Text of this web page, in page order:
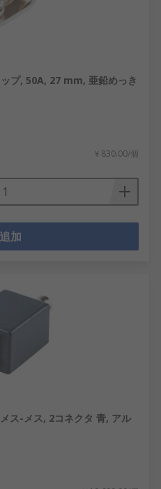
プ, 50A, 27 mm, 亜鉛めっき
￥830.00/個
追加
ス-メス, 2コネクタ 青, アル